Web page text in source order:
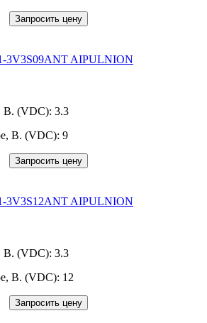
Запросить цену
3V3S09ANT AIPULNION
В. (VDC): 3.3
В. (VDC): 9
Запросить цену
3V3S12ANT AIPULNION
В. (VDC): 3.3
В. (VDC): 12
Запросить цену